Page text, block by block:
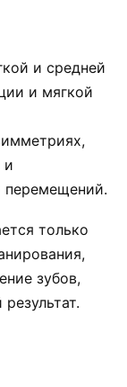
и средней
и мягкой
и
перемещений.
только
зубов,